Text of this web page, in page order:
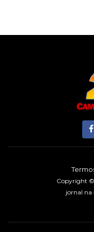
Copyright ©
jornal